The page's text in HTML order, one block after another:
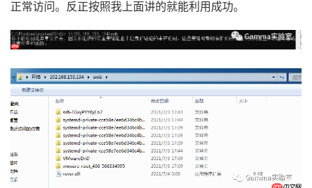
正常访问。反正按照我上面讲的就能利用成功。